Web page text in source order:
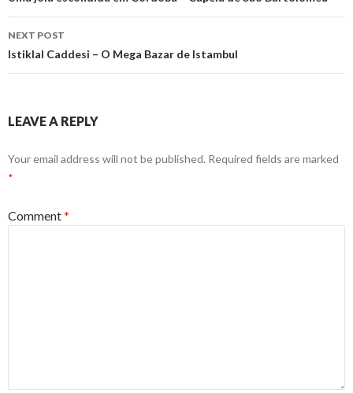
NEXT POST
Istiklal Caddesi – O Mega Bazar de Istambul
LEAVE A REPLY
Your email address will not be published. Required fields are marked
*
Comment*